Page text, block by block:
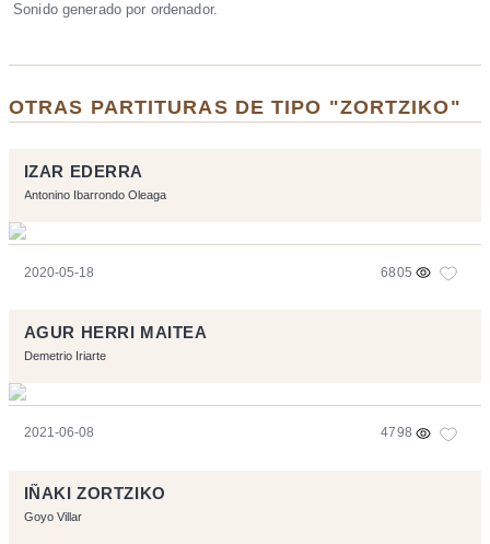
Sonido generado por ordenador.
OTRAS PARTITURAS DE TIPO "ZORTZIKO"
IZAR EDERRA
Antonino Ibarrondo Oleaga
2020-05-18 6805
AGUR HERRI MAITEA
Demetrio Iriarte
2021-06-08 4798
IÑAKI ZORTZIKO
Goyo Villar